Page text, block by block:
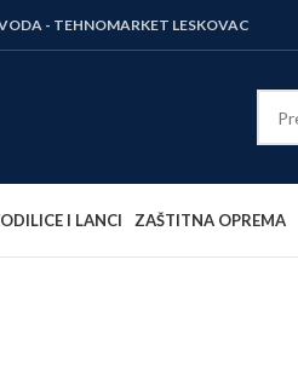
- TEHNOMARKET LESKOVAC
I LANCI ZAŠTITNA OPREMA